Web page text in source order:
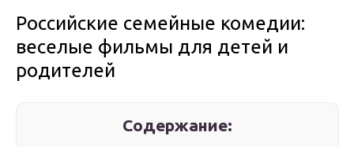
Российские семейные комедии:
веселые фильмы для детей и
родителей
Содержание: